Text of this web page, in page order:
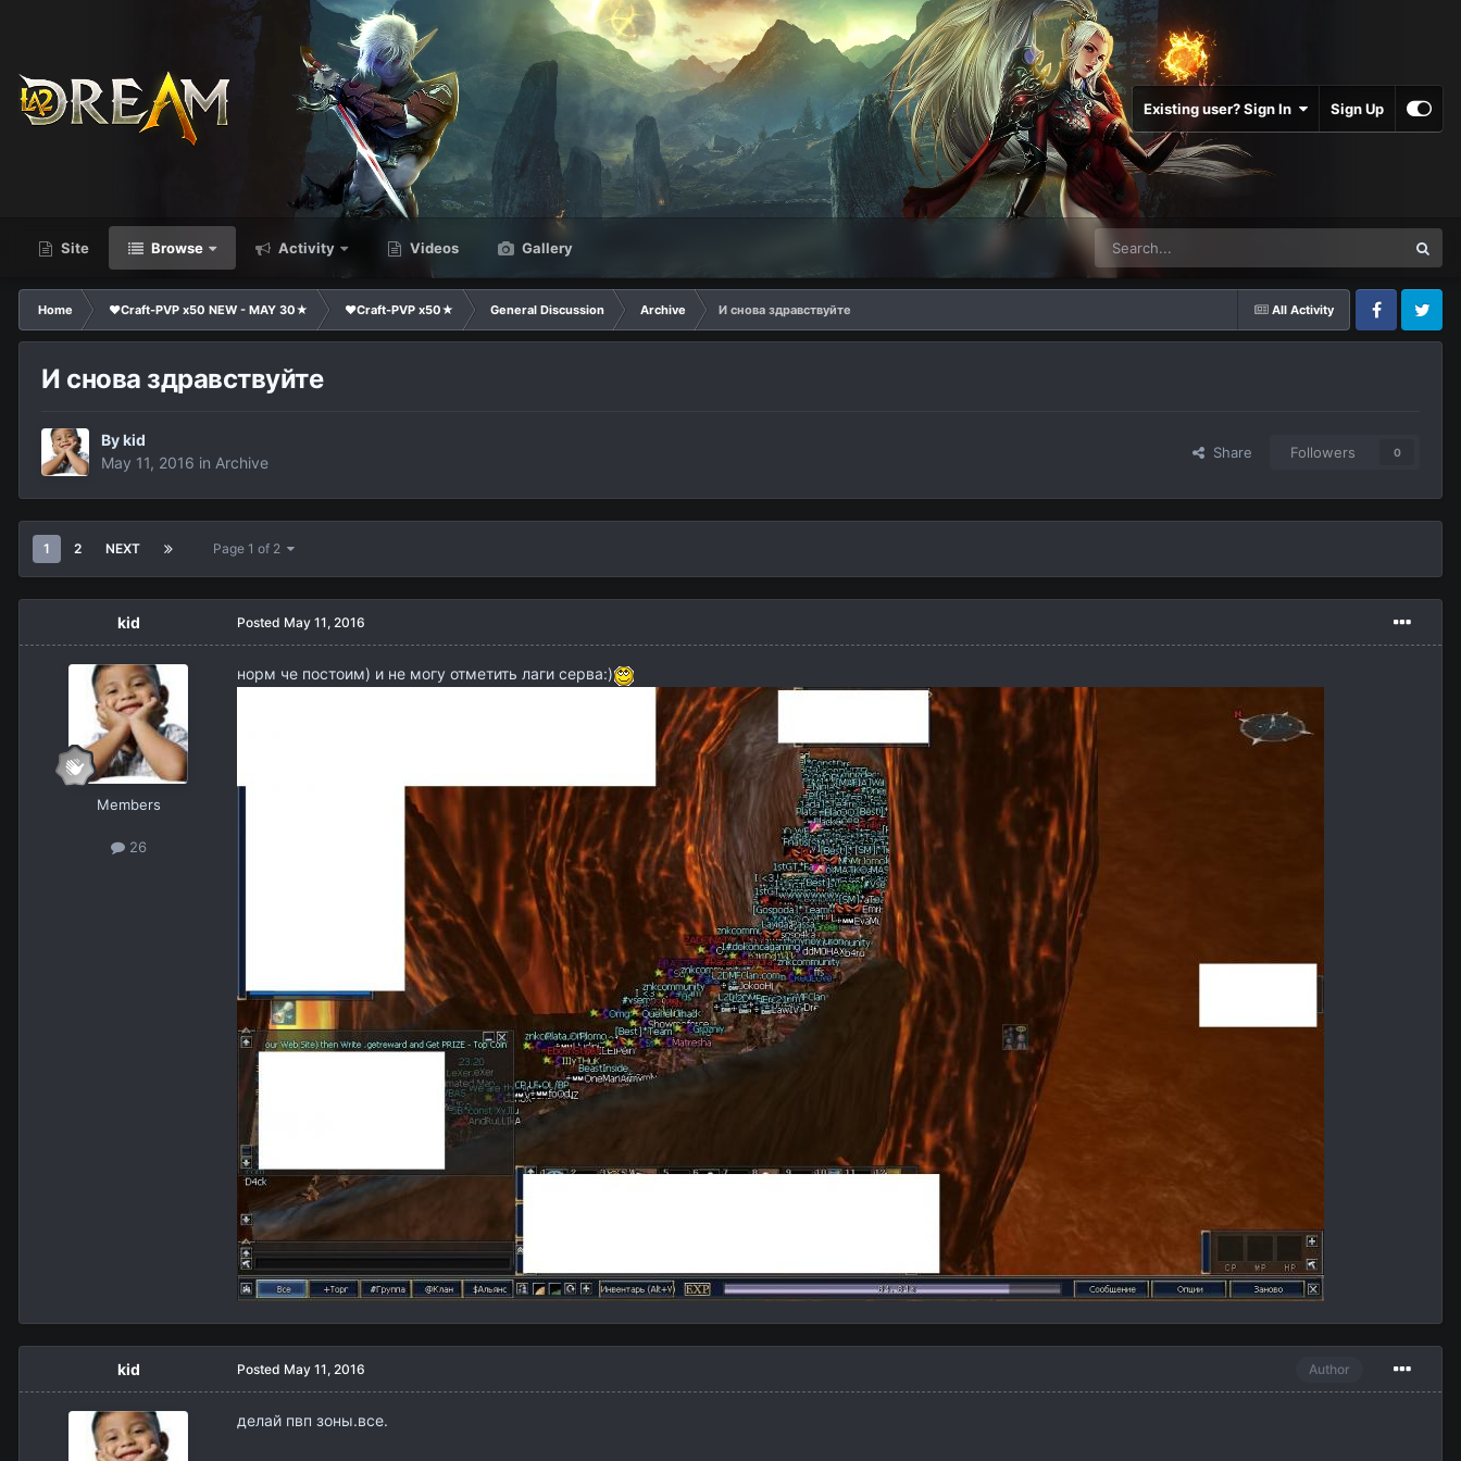
Existing user? Sign In Sign Up
Site Browse Activity Videos Gallery
All Activity
Home ❤Craft-PVP x50 NEW - MAY 30★ ❤Craft-PVP x50★ General Discussion Archive
И снова здравствуйте
FacebookTwitter
И снова здравствуйте
Bykid
May 11, 2016 in Archive
Share Followers 0
1 2 NEXT Page 1 of 2
kid
Members
26
Posted May 11, 2016
норм че постоим) и не могу отметить лаги серва:)
kid Author
Posted May 11, 2016
делай пвп зоны.все.